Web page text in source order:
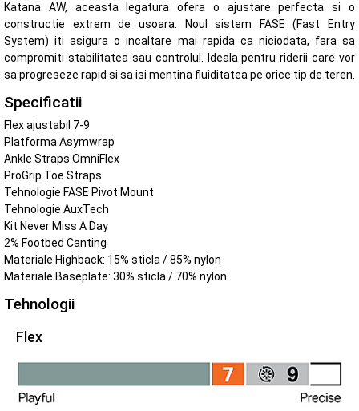
Katana AW, aceasta legatura ofera o ajustare perfecta si o
constructie extrem de usoara. Noul sistem FASE (Fast Entry
System) iti asigura o incaltare mai rapida ca niciodata, fara sa
compromiti stabilitatea sau controlul. Ideala pentru riderii care vor
sa progreseze rapid si sa isi mentina fluiditatea pe orice tip de teren.
Specificatii
Flex ajustabil 7-9
Platforma Asymwrap
Ankle Straps OmniFlex
ProGrip Toe Straps
Tehnologie FASE Pivot Mount
Tehnologie AuxTech
Kit Never Miss A Day
2% Footbed Canting
Materiale Highback: 15% sticla / 85% nylon
Materiale Baseplate: 30% sticla / 70% nylon
Tehnologii
Flex